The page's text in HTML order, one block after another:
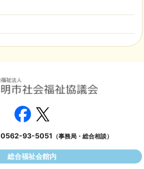
0562-93-5051 （事務局・総合相談）
総合福祉会館内